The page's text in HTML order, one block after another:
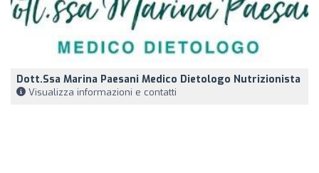
Dott.ssa Marina Paesani Medico Dietologo Nutrizionista
Visualizza informazioni e contatti